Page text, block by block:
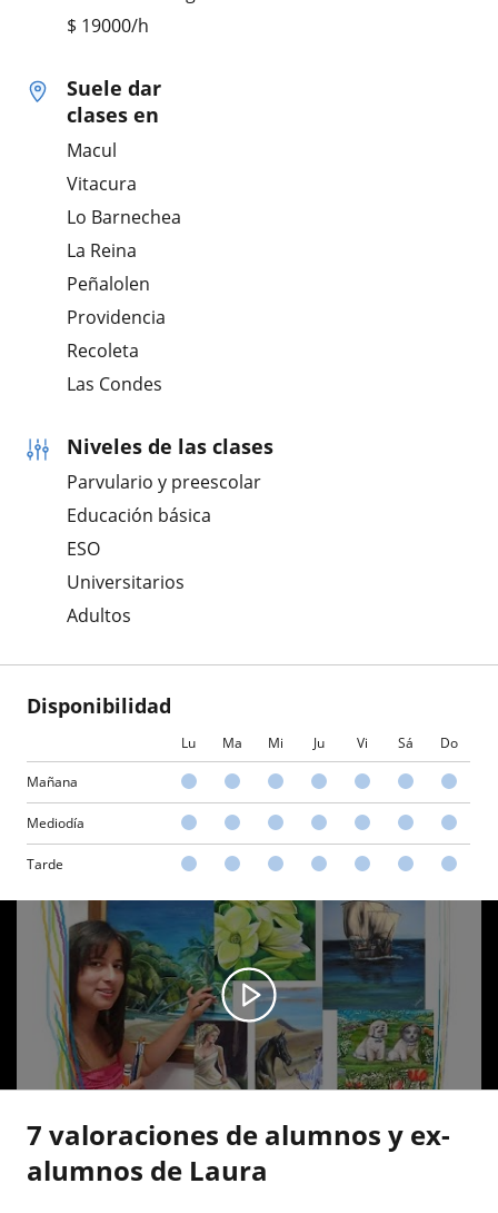
$ 19000/h
Suele dar
clases en
Macul
Vitacura
Lo Barnechea
La Reina
Peñalolen
Providencia
Recoleta
Las Condes
Niveles de las clases
Parvulario y preescolar
Educación básica
ESO
Universitarios
Adultos
Disponibilidad
Lu Ma Mi Ju Vi Sá Do
Mañana
Mediodía
Tarde
7 valoraciones de alumnos y ex-
alumnos de Laura